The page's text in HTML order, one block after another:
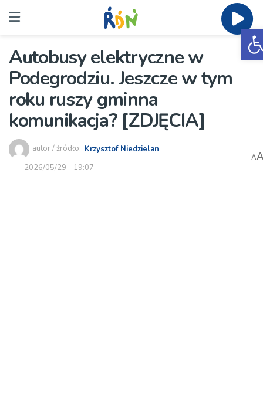
Autobusy elektryczne w
Podegrodziu. Jeszcze w tym
roku ruszy gminna
komunikacja? [ZDJĘCIA]
autor / źródło: Krzysztof Niedzielan
2026/05/29 - 19:07
A